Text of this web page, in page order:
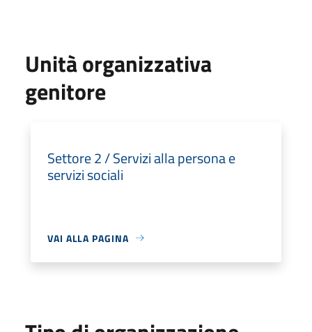
Unità organizzativa
genitore
Settore 2 / Servizi alla persona e
servizi sociali
VAI ALLA PAGINA